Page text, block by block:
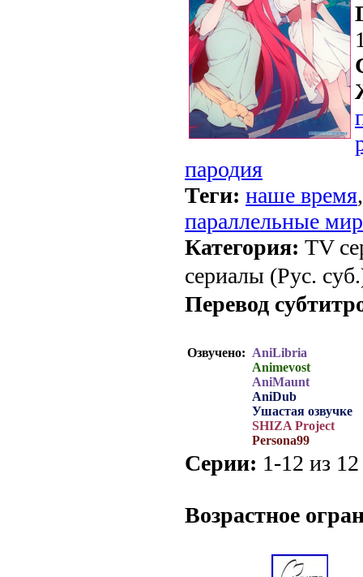
пародия
Теги: наше время
параллельные
Категория: TV
сериалы (Рус.
Перевод
Озвучено: AniLibria
Animevost
AniMaunt
AniDub
Ушастая озвучке
SHIZA Project
Persona99
Серии: 1-12 из
Возрастное